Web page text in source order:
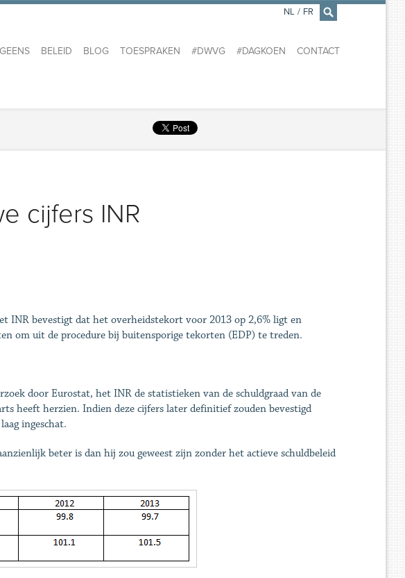
×
BELEID BLOG TOESPRAKEN #DWVG #DAGKOEN CONTACT
NL / FR
cijfers INR
INR bevestigt dat het overheidstekort voor 2013 op 2,6% ligt en
om uit de procedure bij buitensporige tekorten (EDP) te treden.
door Eurostat, het INR de statistieken van de schuldgraad van de
heeft herzien. Indien deze cijfers later definitief zouden bevestigd
ingeschat.
beter is dan hij zou geweest zijn zonder het actieve schuldbeleid